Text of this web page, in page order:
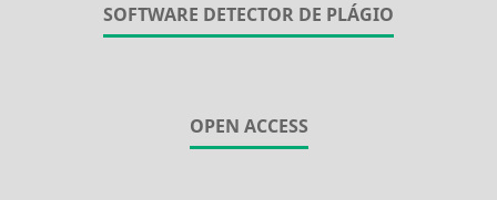
SOFTWARE DETECTOR DE PLÁGIO
OPEN ACCESS